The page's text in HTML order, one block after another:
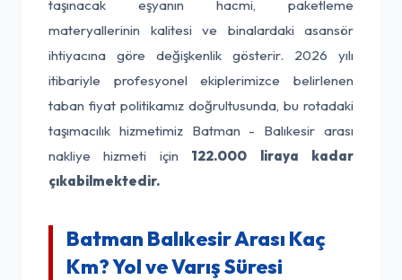
taşınacak eşyanın hacmi, paketleme
materyallerinin kalitesi ve binalardaki asansör
ihtiyacına göre değişkenlik gösterir. 2026 yılı
itibariyle profesyonel ekiplerimizce belirlenen
taban fiyat politikamız doğrultusunda, bu rotadaki
taşımacılık hizmetimiz Batman - Balıkesir arası
nakliye hizmeti için 122.000 liraya kadar
çıkabilmektedir.
Batman Balıkesir Arası Kaç
Km? Yol ve Varış Süresi